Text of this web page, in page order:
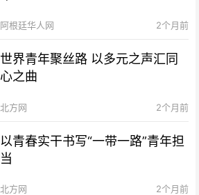
阿根廷华人网 2个月前
世界青年聚丝路 以多元之声汇同
心之曲
北方网 2个月前
以青春实干书写“一带一路”青年担
当
北方网 2个月前